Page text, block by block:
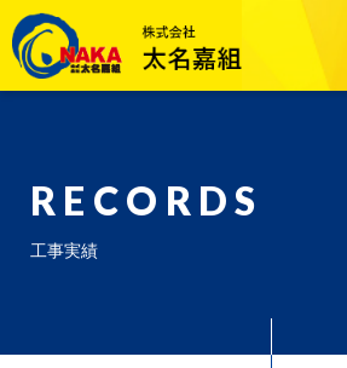
RECORDS
工事実績